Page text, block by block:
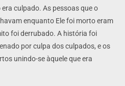
culpado. As pessoas que o
enquanto Ele foi morto eram
foi derrubado. A história foi
por culpa dos culpados, e os
unindo-se àquele que era